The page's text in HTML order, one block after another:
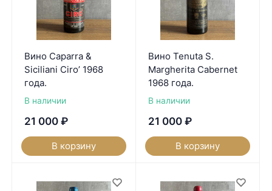
Вино Caparra &
Siciliani Ciro’ 1968
года.
В наличии
21 000 ₽
В корзину
Вино Tenuta S.
Margherita Cabernet
1968 года.
В наличии
21 000 ₽
В корзину